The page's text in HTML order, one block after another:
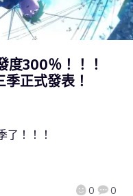
度300％！！！
正式發表！
0 0
了！！！